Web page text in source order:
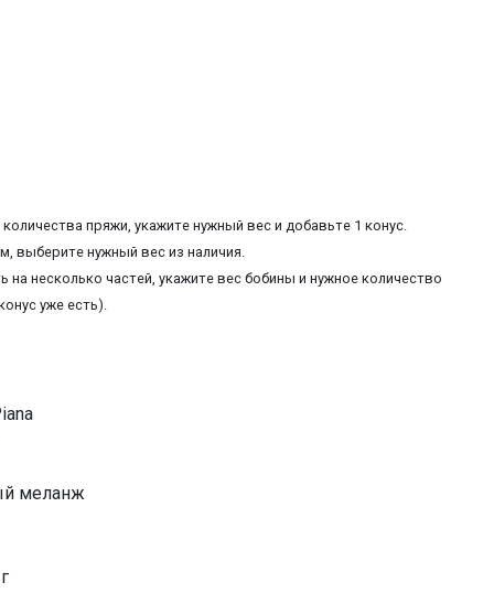
пряжи, укажите нужный вес и добавьте 1 конус.
выберите нужный вес из наличия.
на несколько частей, укажите вес бобины и нужное количество
уже есть).
меланж